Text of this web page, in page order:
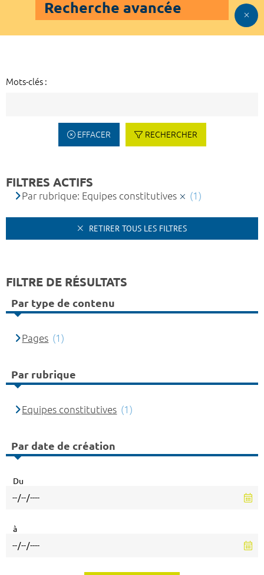
Recherche avancée
Mots-clés :
EFFACER RECHERCHER
FILTRES ACTIFS
Par rubrique: Equipes constitutives (1)
RETIRER TOUS LES FILTRES
FILTRE DE RÉSULTATS
Par type de contenu
Pages (1)
Par rubrique
Equipes constitutives (1)
Par date de création
Du
à